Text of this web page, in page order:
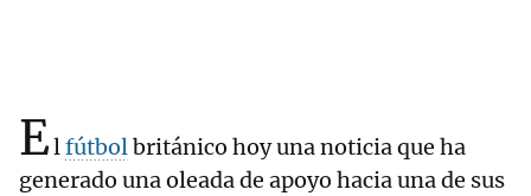
Elfútbolbritánico hoy una noticia que ha
generado una oleada de apoyo hacia una de sus